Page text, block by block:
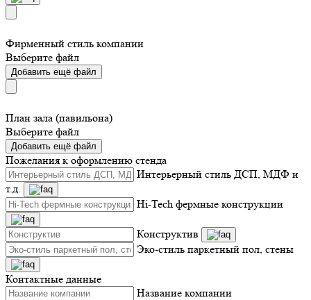
Фирменный стиль компании
Выберите файл
Добавить ещё файл
План зала (павильона)
Выберите файл
Добавить ещё файл
Пожелания к оформлению стенда
Интерьерный стиль ДСП, МДФ и
т.д.
Hi-Tech фермные конструкции
Конструктив
Эко-стиль паркетный пол, стены
Контактные данные
Название компании